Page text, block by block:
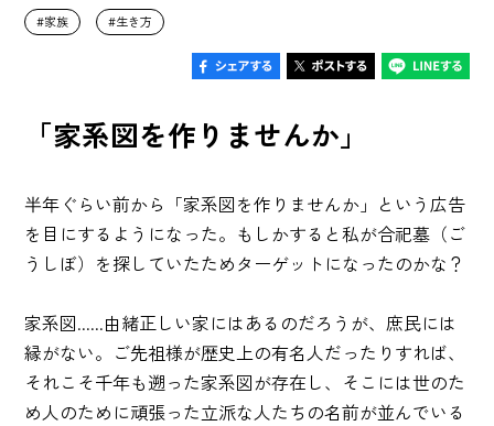
家族 生き方
「家系図を作りませんか」
半年ぐらい前から「家系図を作りませんか」という広告
を目にするようになった。もしかすると私が合祀墓（ご
うしぼ）を探していたためターゲットになったのかな？
家系図......由緒正しい家にはあるのだろうが、庶民には
縁がない。ご先祖様が歴史上の有名人だったりすれば、
それこそ千年も遡った家系図が存在し、そこには世のた
め人のために頑張った立派な人たちの名前が並んでいる